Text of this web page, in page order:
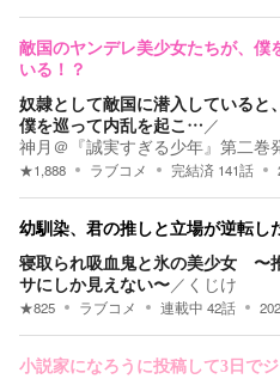
敵国のヤンデレ美少女たちが、僕
いる！？
奴隷として敵国に潜入していると
僕を巡って内乱を起こ… ／
神月＠『誠実すぎる少年』第二巻
★1,888 ラブコメ 完結済 141話
幼馴染、君の推しと立場が逆転し
寝取られ吸血鬼と氷の美少女 〜
サにしか見えない〜／ くじけ
★825 ラブコメ 連載中 42話
小説家になろうに投稿して3日で